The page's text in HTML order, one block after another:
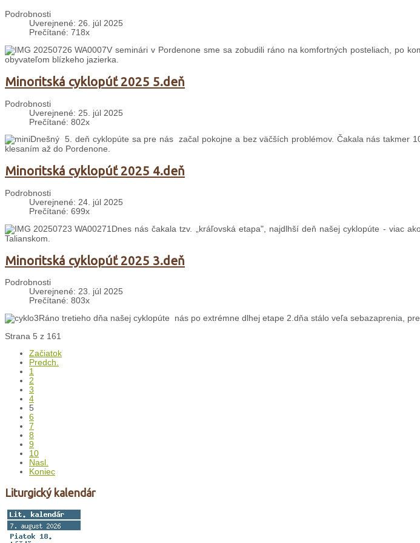
Podrobnosti
Uverejnené: 26. júl 2025
Prečítané: 718x
V seminári v Pordenone sme sa zobudili ráno na komfortných posteliach, po
obyvateľom blízkeho jazierka.
Minoritská cyklopúť 2025 5.deň
Podrobnosti
Uverejnené: 25. júl 2025
Prečítané: 802x
Dnešný 5. deň cyklopúte sa pre nás začal pokojne a bez väčších problémov. Čakala nás takmer
klesaním až do Pordenone.
Minoritská cyklopúť 2025 4.deň
Podrobnosti
Uverejnené: 24. júl 2025
Prečítané: 699x
Dnes nás čakala tzv. „kráľovská etapa", najdlhší deň našej cyklopúte - viac
Talianskom.
Minoritská cyklopúť 2025 3.deň
Podrobnosti
Uverejnené: 23. júl 2025
Prečítané: 803x
Ráno tretieho dňa našej cyklopúte nás po extrémne dlhej etape 2.dňa stálo veľa sebazaprenia,
Strana 5 z 161
Začiatok
Predch.
1
2
3
4
5
6
7
8
9
10
Nasl.
Koniec
Liturgický kalendár